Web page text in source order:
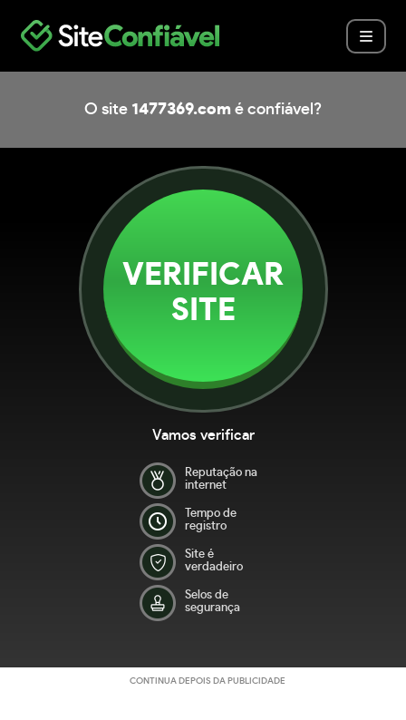
O site 1477369.com é confiável?
VERIFICAR
SITE
Vamos verificar
Reputação na
internet
Tempo de
registro
Site é
verdadeiro
Selos de
segurança
CONTINUA DEPOIS DA PUBLICIDADE